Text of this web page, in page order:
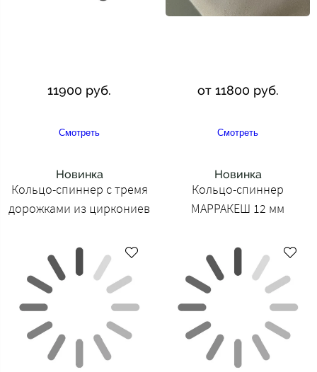
11900 руб.
Смотреть
от 11800 руб.
Смотреть
Новинка
Кольцо-спиннер с тремя
дорожками из циркониев
Новинка
Кольцо-спиннер
МАРРАКЕШ 12 мм